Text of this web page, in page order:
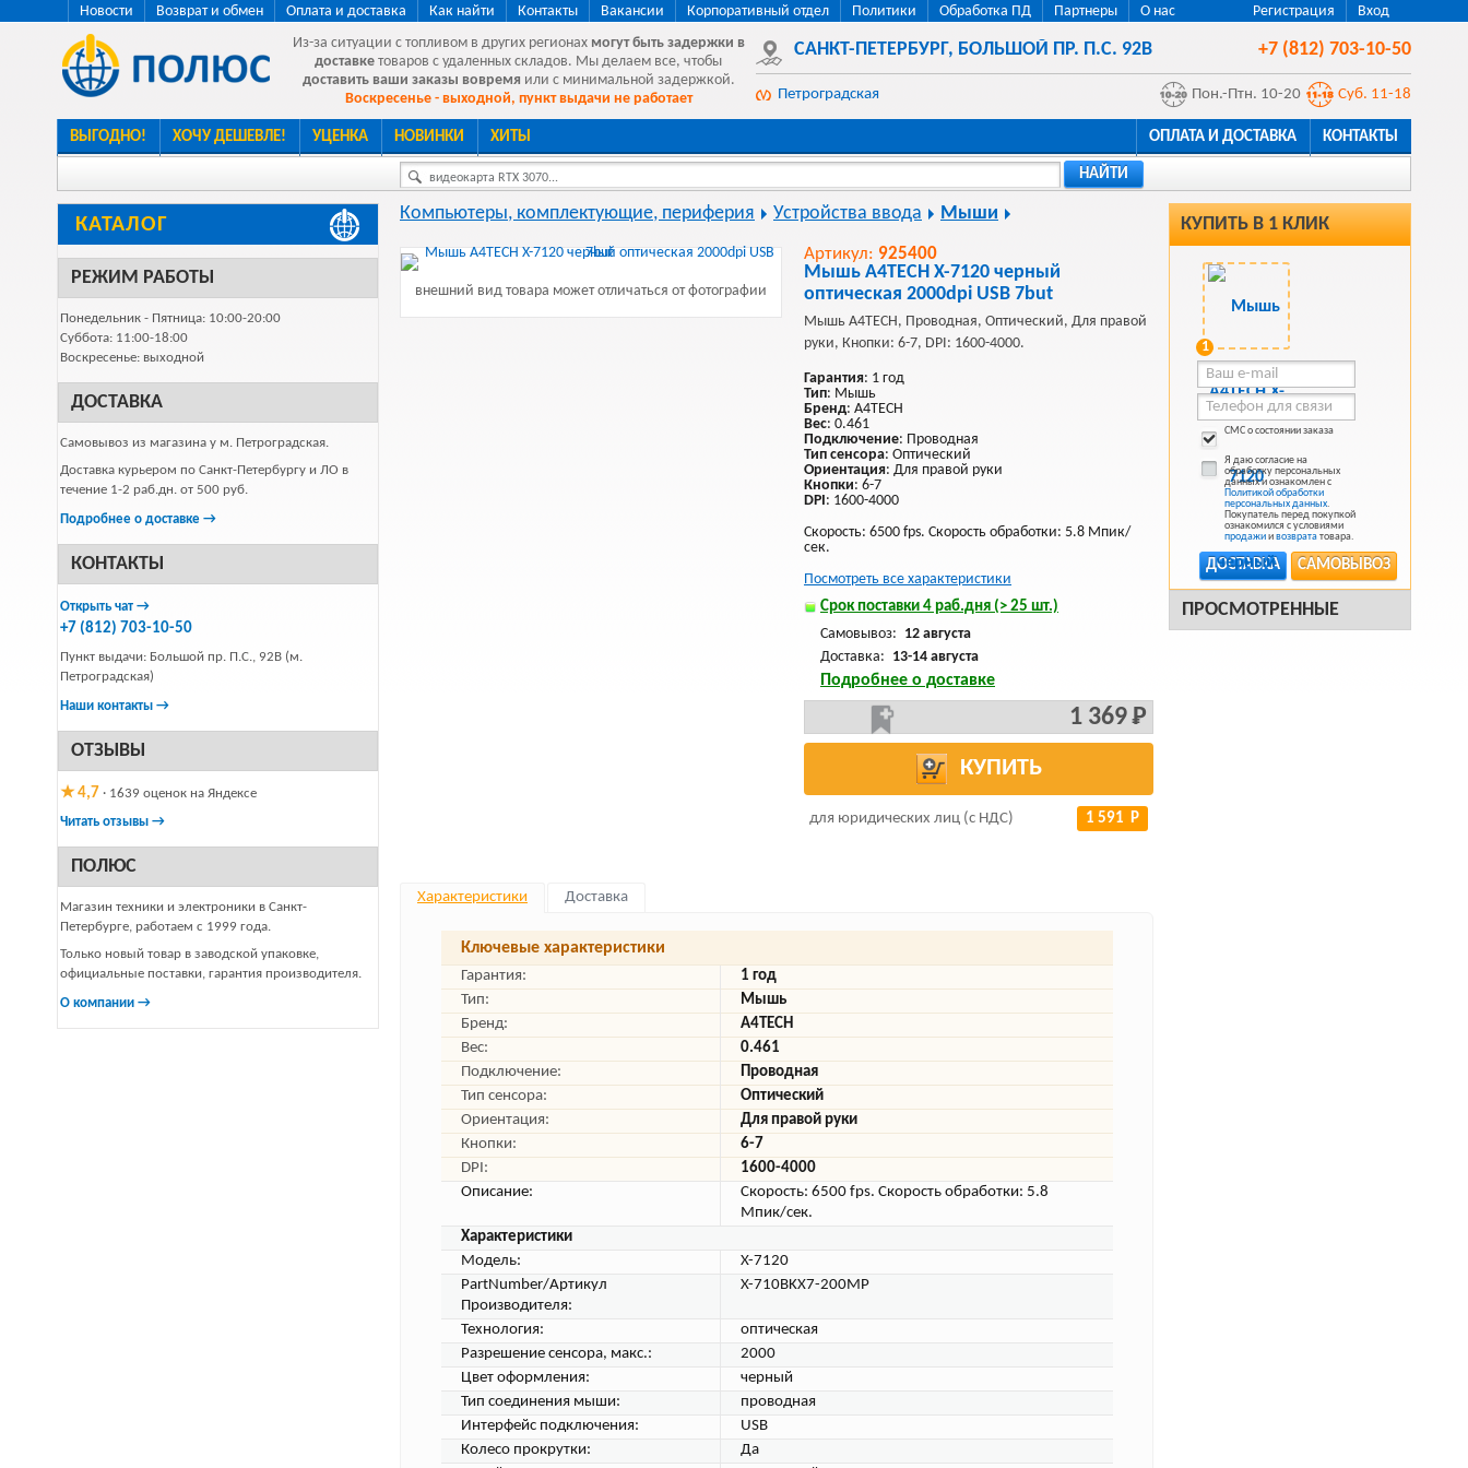
Регистрация Вход
Новости Возврат и обмен Оплата и доставка Как найти Контакты Вакансии Корпоративный отдел Политики Обработка ПД Партнеры
О нас
Из-за ситуации с топливом в других регионах могут быть задержки в
доставке товаров с удаленных складов. Мы делаем все, чтобы
доставить ваши заказы вовремя или с минимальной задержкой.
Воскресенье - выходной, пункт выдачи не работает
САНКТ-ПЕТЕРБУРГ, БОЛЬШОЙ ПР. П.С. 92В +7 (812) 703-10-50
Петроградская Пон.-Птн. 10-20 Суб. 11-18
ВЫГОДНО! ХОЧУ ДЕШЕВЛЕ! УЦЕНКА НОВИНКИ ХИТЫ ОПЛАТА И ДОСТАВКА КОНТАКТЫ
видеокарта RTX 3070... НАЙТИ
КАТАЛОГ
РЕЖИМ РАБОТЫ
Понедельник - Пятница: 10:00-20:00
Суббота: 11:00-18:00
Воскресенье: выходной
ДОСТАВКА
Самовывоз из магазина у м. Петроградская.
Доставка курьером по Санкт-Петербургу и ЛО в
течение 1-2 раб.дн. от 500 руб.
Подробнее о доставке →
КОНТАКТЫ
Открыть чат →
+7 (812) 703-10-50
Пункт выдачи: Большой пр. П.С., 92В (м.
Петроградская)
Наши контакты →
ОТЗЫВЫ
★ 4,7 · 1639 оценок на Яндексе
Читать отзывы →
ПОЛЮС
Магазин техники и электроники в Санкт-
Петербурге, работаем с 1999 года.
Только новый товар в заводской упаковке,
официальные поставки, гарантия производителя.
О компании →
КУПИТЬ В 1 КЛИК
1
СМС о состоянии заказа
Я даю согласие на
обработку персональных
данных и ознакомлен с
Политикой обработки
персональных данных.
Покупатель перед покупкой
ознакомился с условиями
продажиивозврататовара.
САМОВЫВОЗ
ДОСТАВКА
ПРОСМОТРЕННЫЕ
Компьютеры, комплектующие, периферия Устройства ввода Мыши
внешний вид товара может отличаться от фотографии
Артикул: 925400
Мышь A4TECH X-7120 черный
оптическая 2000dpi USB 7but
Мышь A4TECH, Проводная, Оптический, Для правой
руки, Кнопки: 6-7, DPI: 1600-4000.
Гарантия: 1 год
Тип: Мышь
Бренд: A4TECH
Вес: 0.461
Подключение: Проводная
Тип сенсора: Оптический
Ориентация: Для правой руки
Кнопки: 6-7
DPI: 1600-4000
Скорость: 6500 fps. Скорость обработки: 5.8 Мпик/
сек.
Посмотреть все характеристики
Срок поставки 4 раб.дня (> 25 шт.)
Самовывоз: 12 августа
Доставка: 13-14 августа
Подробнее о доставке
1 369 Р
КУПИТЬ
для юридических лиц (с НДС) 1 591 Р
Характеристики Доставка
Ключевые характеристики
Гарантия:
1 год
Тип:
Мышь
Бренд:
A4TECH
Вес:
0.461
Подключение:
Проводная
Тип сенсора:
Оптический
Ориентация:
Для правой руки
Кнопки:
6-7
DPI:
1600-4000
Описание:
Скорость: 6500 fps. Скорость обработки: 5.8
Мпик/сек.
Характеристики
Модель:
X-7120
PartNumber/Артикул
Производителя:
X-710BKX7-200MP
Технология:
оптическая
Разрешение сенсора, макс.:
2000
Цвет оформления:
черный
Тип соединения мыши:
проводная
Интерфейс подключения:
USB
Колесо прокрутки:
Да